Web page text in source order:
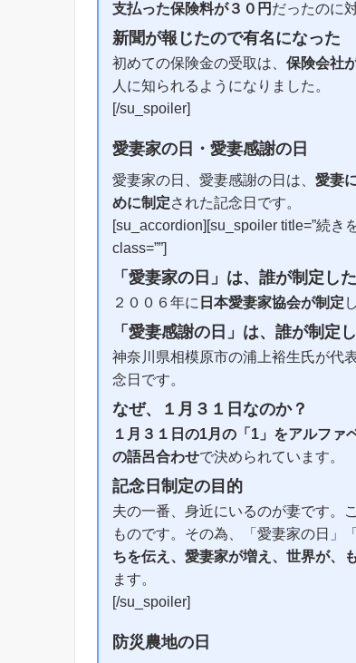
支払った保険料が３０円 だったのに
新聞が報じたので有名になった
初めての保険金の受取は、 保険会社
人に知られるようになりました。
[/su_spoiler]
愛妻家の日・愛妻感謝の日
愛妻家の日、愛妻感謝の日は、 愛妻
めに制定された記念日です。
[su_accordion][su_spoiler title=”続き
class=””]
「愛妻家の日」は、誰が制定し
２００６年に 日本愛妻家協会が制定
「愛妻感謝の日」は、誰が制定
神奈川県相模原市の浦上裕生氏が代
念日です。
なぜ、１月３１日なのか？
１月３１日の1月の「1」をアルフ
の語呂合わせで決められています。
記念日制定の目的
夫の一番、身近にいるのが妻です。
ものです。その為、「愛妻家の日」
ちを伝え、愛妻家が増え、世界が、
ます。
[/su_spoiler]
防災農地の日